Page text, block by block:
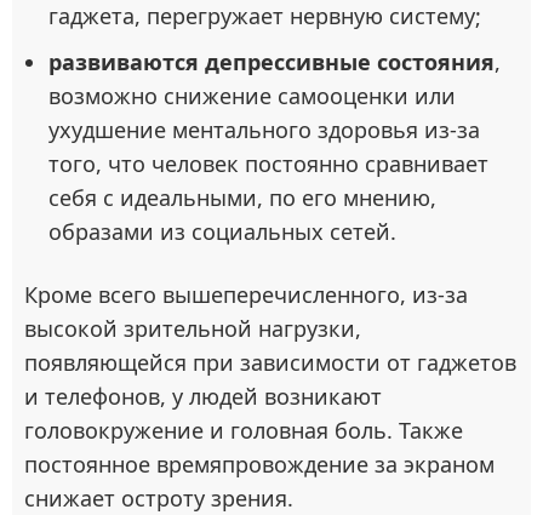
гаджета, перегружает нервную систему;
развиваются депрессивные состояния,
возможно снижение самооценки или
ухудшение ментального здоровья из-за
того, что человек постоянно сравнивает
себя с идеальными, по его мнению,
образами из социальных сетей.
Кроме всего вышеперечисленного, из-за
высокой зрительной нагрузки,
появляющейся при зависимости от гаджетов
и телефонов, у людей возникают
головокружение и головная боль. Также
постоянное времяпровождение за экраном
снижает остроту зрения.